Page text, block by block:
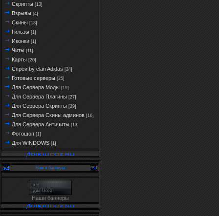
Скрипты [13]
Взрывы [4]
Скины [18]
Гильзы [1]
Иконки [1]
Читы [11]
Карты [20]
Спреи by clan Adidas [24]
Готовые серверы [25]
Для Сервера Моды [19]
Для Сервера Плагины [27]
Для Сервера Скрипты [29]
Для Сервера Скины админов [16]
Для Сервера Античиты [13]
Фотошоп [1]
Для WINDOWS [1]
Наши баннеры
Наши баннеры